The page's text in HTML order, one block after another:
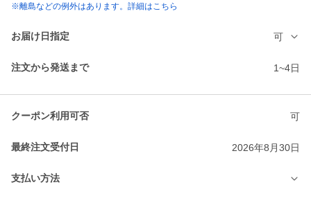
※離島などの例外はあります。詳細はこちら
お届け日指定 可
注文から発送まで 1~4日
クーポン利用可否 可
最終注文受付日 2026年8月30日
支払い方法